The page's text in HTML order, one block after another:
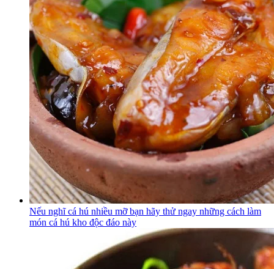
Nếu nghĩ cá hú nhiều mỡ bạn hãy thử ngay những cách làm
món cá hú kho độc đáo này